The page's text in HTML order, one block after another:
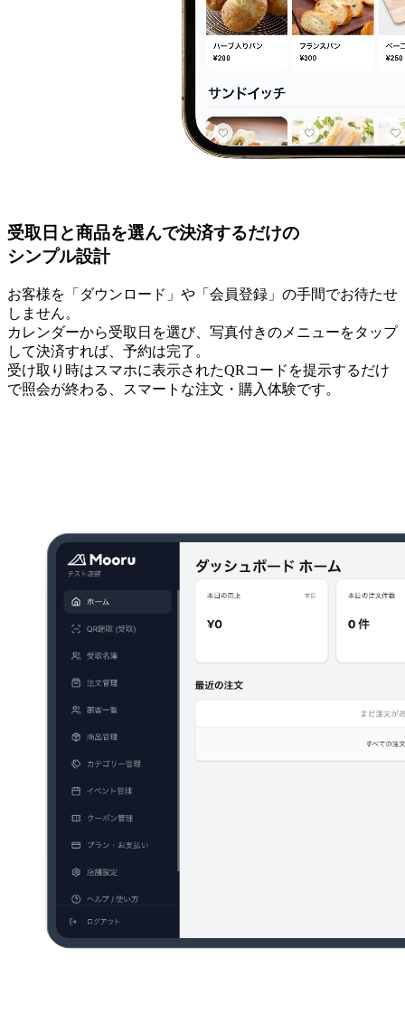
受取日と商品を選んで決済するだけの
シンプル設計
お客様を「ダウンロード」や「会員登録」の手間でお待たせ
しません。
カレンダーから受取日を選び、写真付きのメニューをタップ
して決済すれば、予約は完了。
受け取り時はスマホに表示されたQRコードを提示するだけ
で照会が終わる、スマートな注文・購入体験です。